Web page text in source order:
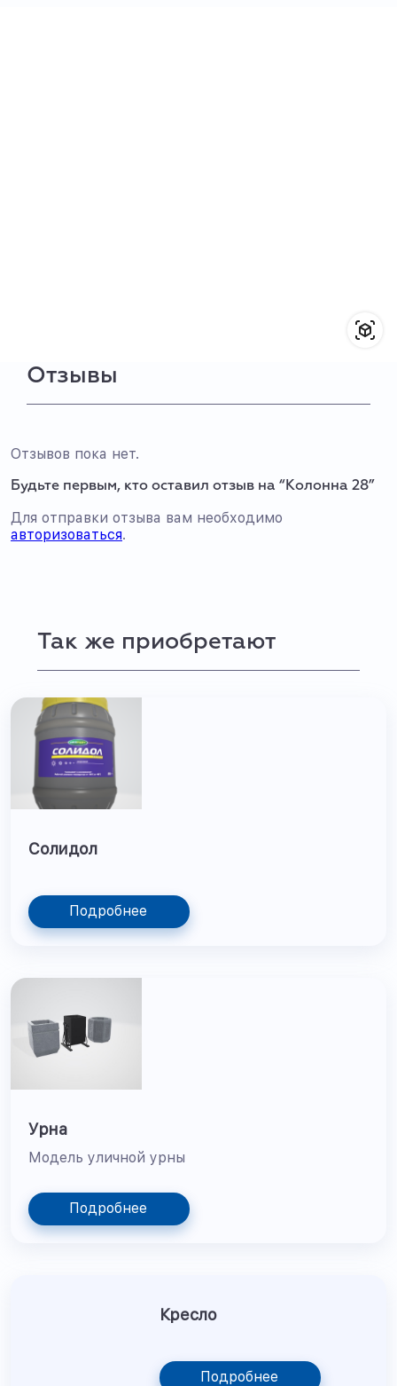
Отзывы
Отзывов пока нет.
Будьте первым, кто оставил отзыв на “Колонна 28”
Для отправки отзыва вам необходимо
авторизоваться.
Так же приобретают
Солидол
Подробнее
Урна
Модель уличной урны
Подробнее
Кресло
Подробнее